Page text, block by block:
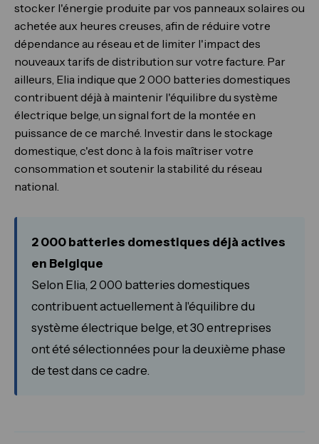
stocker l'énergie produite par vos panneaux solaires ou
achetée aux heures creuses, afin de réduire votre
dépendance au réseau et de limiter l'impact des
nouveaux tarifs de distribution sur votre facture. Par
ailleurs, Elia indique que 2 000 batteries domestiques
contribuent déjà à maintenir l'équilibre du système
électrique belge, un signal fort de la montée en
puissance de ce marché. Investir dans le stockage
domestique, c'est donc à la fois maîtriser votre
consommation et soutenir la stabilité du réseau
national.
2 000 batteries domestiques déjà actives
en Belgique
Selon Elia, 2 000 batteries domestiques
contribuent actuellement à l'équilibre du
système électrique belge, et 30 entreprises
ont été sélectionnées pour la deuxième phase
de test dans ce cadre.